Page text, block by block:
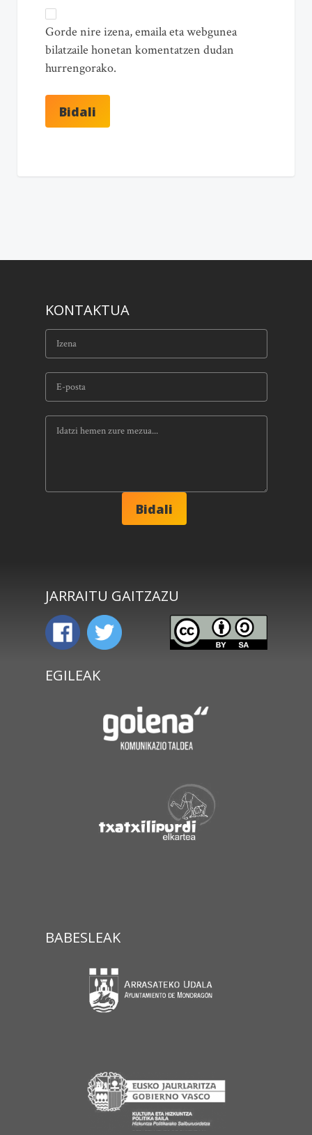
Gorde nire izena, emaila eta webgunea
bilatzaile honetan komentatzen dudan
hurrengorako.
KONTAKTUA
JARRAITU GAITZAZU
EGILEAK
BABESLEAK